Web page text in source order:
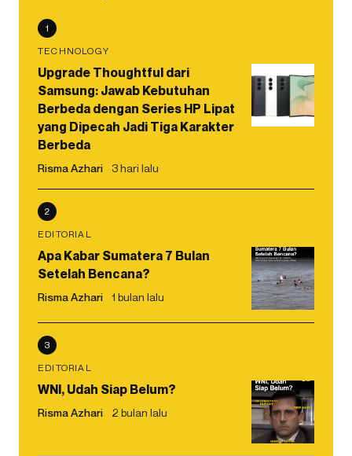
1
TECHNOLOGY
Upgrade Thoughtful dari
Samsung: Jawab Kebutuhan
Berbeda dengan Series HP Lipat
yang Dipecah Jadi Tiga Karakter
Berbeda
Risma Azhari 3 hari lalu
2
EDITORIAL
Apa Kabar Sumatera 7 Bulan
Setelah Bencana?
Risma Azhari 1 bulan lalu
3
EDITORIAL
WNI, Udah Siap Belum?
Risma Azhari 2 bulan lalu